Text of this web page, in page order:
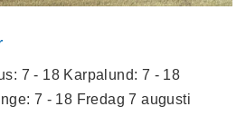
7 - 18 Karpalund: 7 - 18
7 - 18 Fredag 7 augusti